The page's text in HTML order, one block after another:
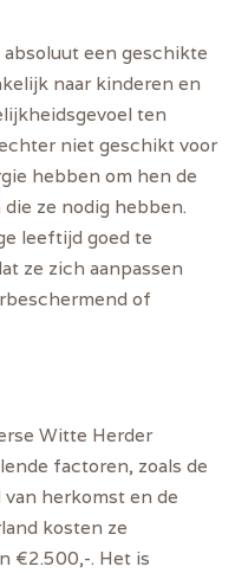
een geschikte
naar kinderen en
ten
niet geschikt voor
hebben om hen de
ze nodig hebben.
leeftijd goed te
ze zich aanpassen
of
Witte Herder
factoren, zoals de
herkomst en de
kosten ze
€2.500,-. Het is